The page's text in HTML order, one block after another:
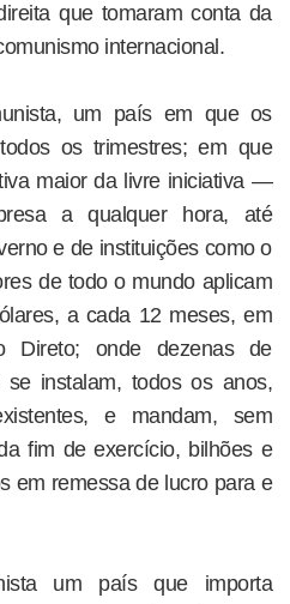
que tomaram conta da
internacional.
um país em que os
os trimestres; em que
maior da livre iniciativa —
a qualquer hora, até
e de instituições como o
de todo o mundo aplicam
a cada 12 meses, em
Direto; onde dezenas de
se instalam, todos os anos,
e mandam, sem
fim de exercício, bilhões e
em remessa de lucro para e
um país que importa